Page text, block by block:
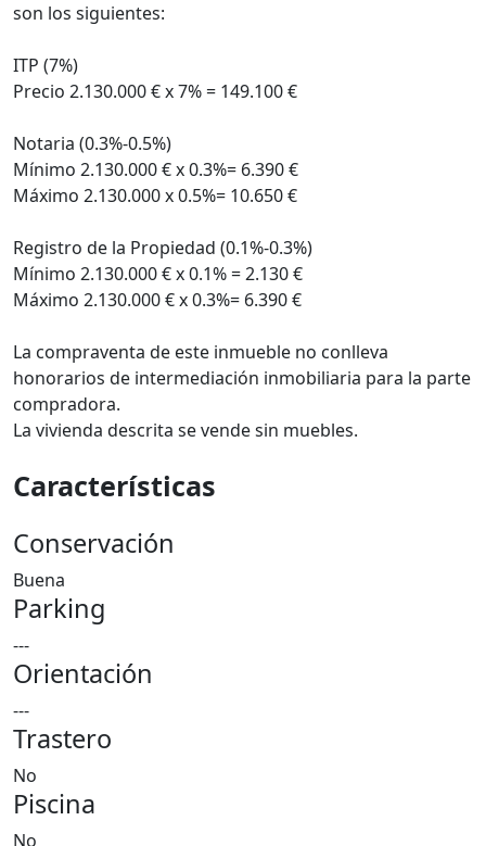
son los siguientes:
ITP (7%)
Precio 2.130.000 € x 7% = 149.100 €
Notaria (0.3%-0.5%)
Mínimo 2.130.000 € x 0.3%= 6.390 €
Máximo 2.130.000 x 0.5%= 10.650 €
Registro de la Propiedad (0.1%-0.3%)
Mínimo 2.130.000 € x 0.1% = 2.130 €
Máximo 2.130.000 € x 0.3%= 6.390 €
La compraventa de este inmueble no conlleva
honorarios de intermediación inmobiliaria para la parte
compradora.
La vivienda descrita se vende sin muebles.
Características
Conservación
Buena
Parking
---
Orientación
---
Trastero
No
Piscina
No